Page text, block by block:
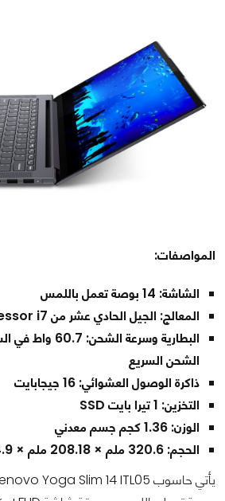
المواصفات:
الشاشة: 14 بوصة تعمل باللمس
المعالج: الجيل الحادي عشر من Intel Core Processor i7
الشحن السريع
ذاكرة الوصول العشوائي: 16 جيجابايت
التخزين: 1 تيرا بايت SSD
الوزن: 1.36 كجم جسم معدني
الحجم: 320.6 ملم × 208.18 ملم × 14.9 ملم